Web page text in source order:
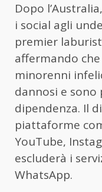
Dopo
i social agli
premier
affermando
minorenni
dannosi e
dipendenza. Il
piattaforme
YouTube,
escluderà i
WhatsApp.